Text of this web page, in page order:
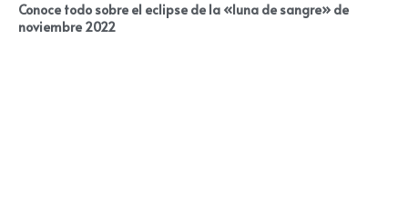
Conoce todo sobre el eclipse de la «luna de sangre» de
noviembre 2022